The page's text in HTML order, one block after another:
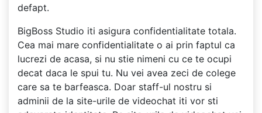
defapt.
BigBoss Studio iti asigura confidentialitate totala.
Cea mai mare confidentialitate o ai prin faptul ca
lucrezi de acasa, si nu stie nimeni cu ce te ocupi
decat daca le spui tu. Nu vei avea zeci de colege
care sa te barfeasca. Doar staff-ul nostru si
adminii de la site-urile de videochat iti vor sti